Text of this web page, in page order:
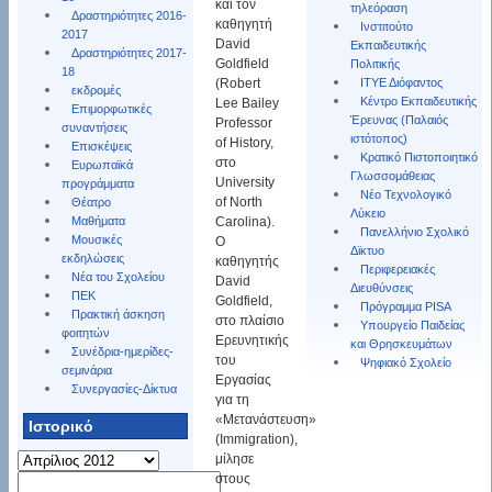
Δραστηριότητες 2016-
2017
Δραστηριότητες 2017-
18
εκδρομές
Επιμορφωτικές
συναντήσεις
Επισκέψεις
Ευρωπαϊκά
προγράμματα
Θέατρο
Μαθήματα
Μουσικές
εκδηλώσεις
Νέα του Σχολείου
ΠΕΚ
Πρακτική άσκηση
φοιτητών
Συνέδρια-ημερίδες-
σεμινάρια
Συνεργασίες-Δίκτυα
Ιστορικό
Ιστορικό
τηλεόραση
Ινστιτούτο
Εκπαιδευτικής
Πολιτικής
ΙΤΥΕ Διόφαντος
Κέντρο Εκπαιδευτικής
Έρευνας (Παλαιός
ιστότοπος)
Κρατικό Πιστοποιητικό
Γλωσσομάθειας
Νέο Τεχνολογικό
Λύκειο
Πανελλήνιο Σχολικό
Δϊκτυο
Περιφερειακές
Διευθύνσεις
Πρόγραμμα PISA
Υπουργείο Παιδείας
και Θρησκευμάτων
Ψηφιακό Σχολείο
και τον
καθηγητή
David
Goldfield
(Robert
Lee Bailey
Professor
of History,
στο
University
of North
Carolina).
Ο
καθηγητής
David
Goldfield,
στο πλαίσιο
Eρευνητικής
του
Eργασίας
για τη
«Μετανάστευση»
(Immigration),
μίλησε
στους